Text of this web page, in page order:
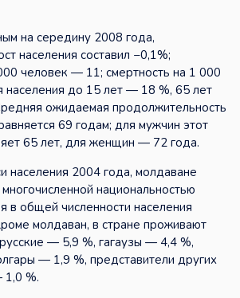
на середину 2008 года,
населения составил −0,1%;
человек — 11; смертность на 1 000
до 15 лет — 18 %, 65 лет
ожидаемая продолжительность
69 годам; для мужчин этот
65 лет, для женщин — 72 года.
населения 2004 года, молдаване
национальностью
в общей численности населения
молдаван, в стране проживают
— 5,9 %, гагаузы — 4,4 %,
— 1,9 %, представители других
1,0 %.